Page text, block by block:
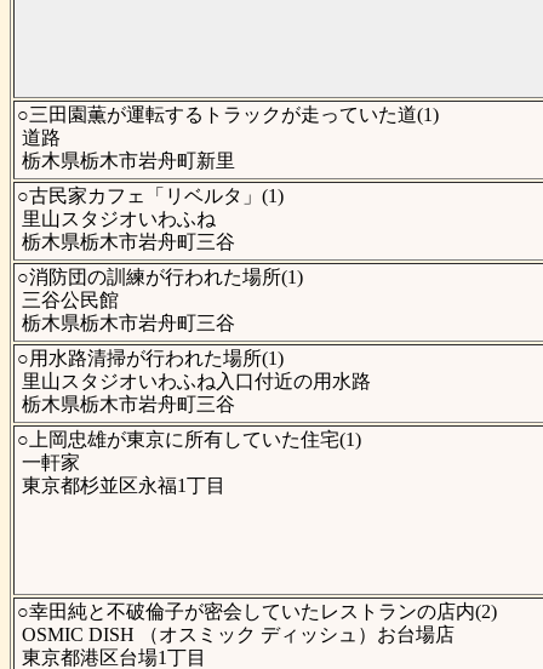
○三田園薫が運転するトラックが走っていた道(1)
道路
栃木県栃木市岩舟町新里
○古民家カフェ「リベルタ」(1)
里山スタジオいわふね
栃木県栃木市岩舟町三谷
○消防団の訓練が行われた場所(1)
三谷公民館
栃木県栃木市岩舟町三谷
○用水路清掃が行われた場所(1)
里山スタジオいわふね入口付近の用水路
栃木県栃木市岩舟町三谷
○上岡忠雄が東京に所有していた住宅(1)
一軒家
東京都杉並区永福1丁目
○幸田純と不破倫子が密会していたレストランの店内(2)
OSMIC DISH （オスミック ディッシュ）お台場店
東京都港区台場1丁目